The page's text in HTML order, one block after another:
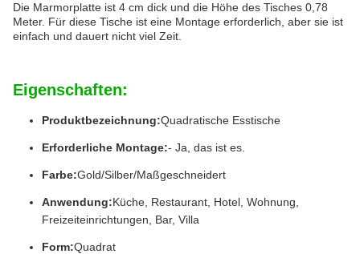
Die Marmorplatte ist 4 cm dick und die Höhe des Tisches 0,78
Meter. Für diese Tische ist eine Montage erforderlich, aber sie ist
einfach und dauert nicht viel Zeit.
Eigenschaften:
Produktbezeichnung:Quadratische Esstische
Erforderliche Montage:- Ja, das ist es.
Farbe:Gold/Silber/Maßgeschneidert
Anwendung:Küche, Restaurant, Hotel, Wohnung,
Freizeiteinrichtungen, Bar, Villa
Form:Quadrat